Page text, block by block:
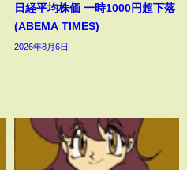
日経平均株価 一時1000円超下落
(ABEMA TIMES)
2026年8月6日